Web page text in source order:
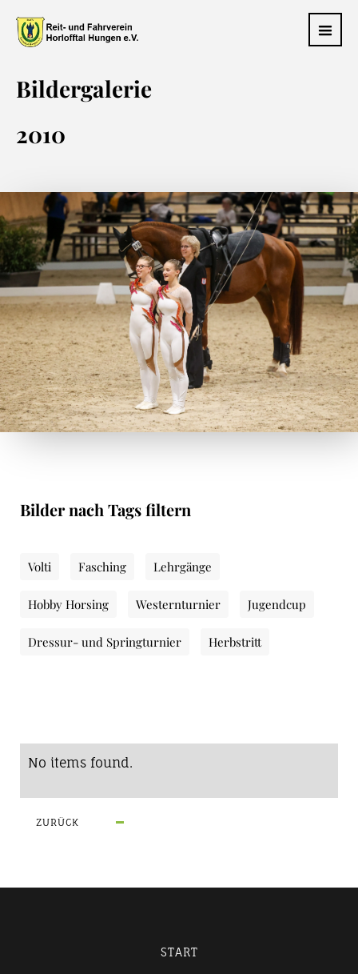
Bildergalerie
2010
Bilder nach Tags filtern
Volti Fasching Lehrgänge
Hobby Horsing Westernturnier Jugendcup
Dressur- und Springturnier Herbstritt
No items found.
ZURÜCK
START